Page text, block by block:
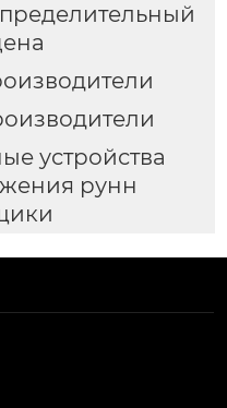
устройства
рунн